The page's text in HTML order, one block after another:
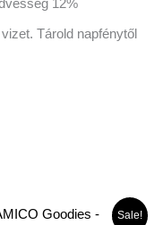
12%
Tárold napfénytől
Sale!
Original Current